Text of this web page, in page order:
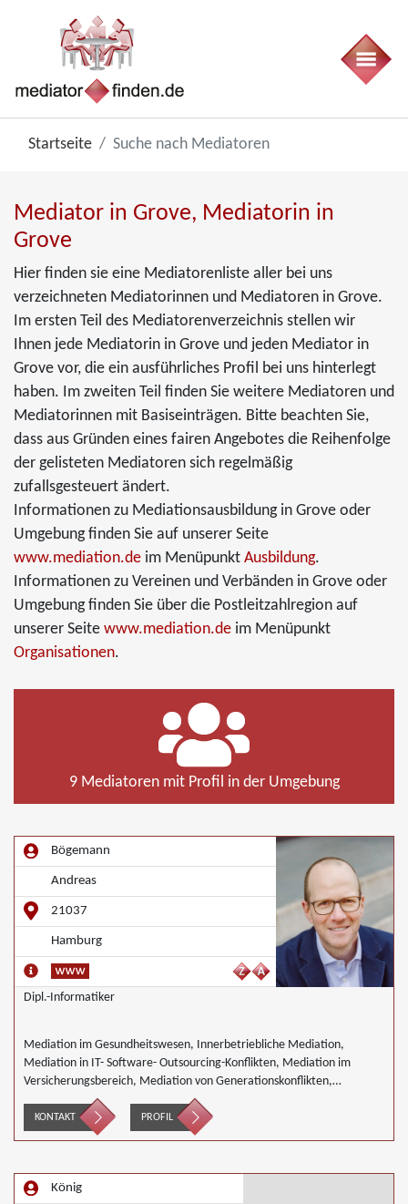
Startseite Suche nach Mediatoren
Mediator in Grove, Mediatorin in
Grove
Hier finden sie eine Mediatorenliste aller bei uns
verzeichneten Mediatorinnen und Mediatoren in Grove.
Im ersten Teil des Mediatorenverzeichnis stellen wir
Ihnen jede Mediatorin in Grove und jeden Mediator in
Grove vor, die ein ausführliches Profil bei uns hinterlegt
haben. Im zweiten Teil finden Sie weitere Mediatoren und
Mediatorinnen mit Basiseinträgen. Bitte beachten Sie,
dass aus Gründen eines fairen Angebotes die Reihenfolge
der gelisteten Mediatoren sich regelmäßig
zufallsgesteuert ändert.
Informationen zu Mediationsausbildung in Grove oder
Umgebung finden Sie auf unserer Seite
www.mediation.de im Menüpunkt Ausbildung.
Informationen zu Vereinen und Verbänden in Grove oder
Umgebung finden Sie über die Postleitzahlregion auf
unserer Seite www.mediation.de im Menüpunkt
Organisationen.
9 Mediatoren mit Profil in der Umgebung
Bögemann
Andreas
21037
Hamburg
Dipl.-Informatiker
Mediation im Gesundheitswesen, Innerbetriebliche Mediation,
Mediation in IT- Software- Outsourcing-Konflikten, Mediation im
Versicherungsbereich, Mediation von Generationskonflikten,
Mediation bei Gesellschafterkonflikten, Mediation im öffentlichen
Bereich, Mediation bei Team- und Gruppenkonflikten, Mediation von
Unternehmensnachfolgen, Wirtschaftsmediation
KONTAKT PROFIL
König